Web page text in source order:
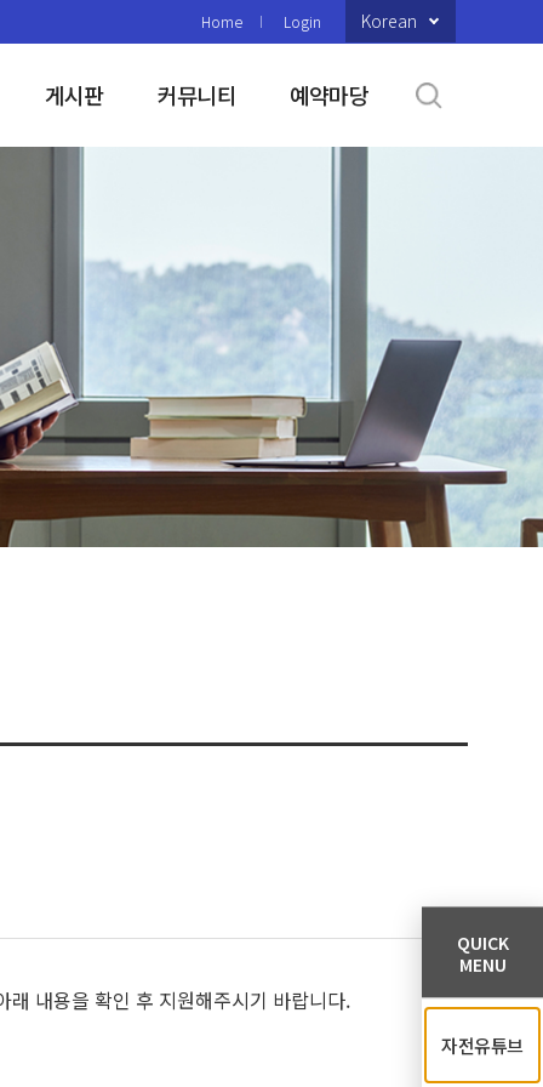
Home Login Korean
게시판 커뮤니티 예약마당
내용을 확인 후 지원해주시기 바랍니다.
QUICK
MENU
자전유튜브